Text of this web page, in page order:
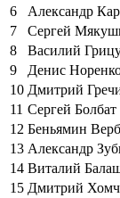
6
Александр
7
Сергей
8
Василий
9
Денис
10 Дмитрий
11 Сергей Болбат
12 Беньямин
13 Александр
14 Виталий
15 Дмитрий